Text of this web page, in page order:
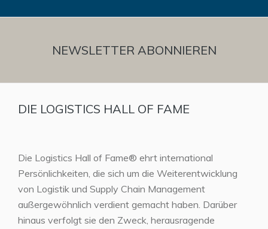
NEWSLETTER ABONNIEREN
DIE LOGISTICS HALL OF FAME
Die Logistics Hall of Fame® ehrt international
Persönlichkeiten, die sich um die Weiterentwicklung
von Logistik und Supply Chain Management
außergewöhnlich verdient gemacht haben. Darüber
hinaus verfolgt sie den Zweck, herausragende